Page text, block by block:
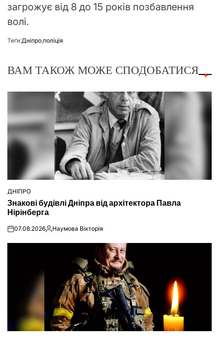
загрожує від 8 до 15 років позбавлення
волі.
Теґи:Дніпро поліція
ВАМ ТАКОЖ МОЖЕ СПОДОБАТИСЯ
ОПУБЛІКУВАТИ
У
ДНІПРО
Знакові будівлі Дніпра від архітектора Павла
Нірінберга
on07.08.2026Опубліковано
Наумова Вікторія